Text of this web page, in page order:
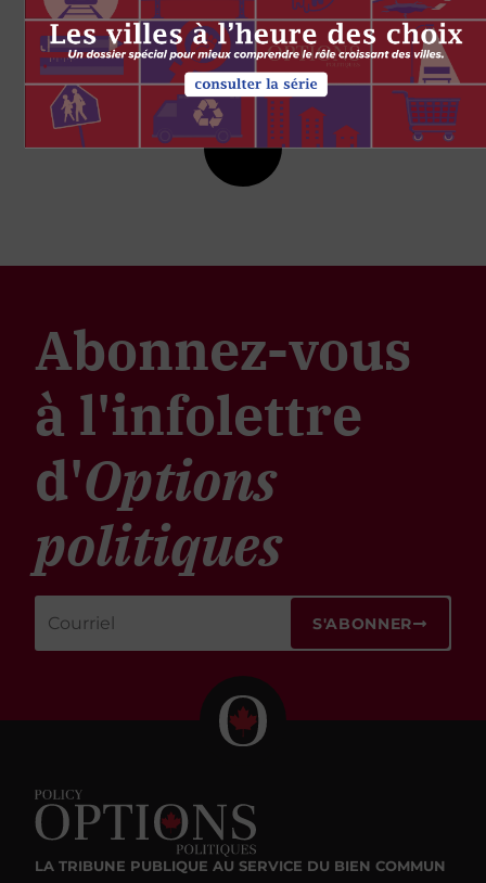
Abonnez-vous
à l'infolettre
d'Options
politiques
S'ABONNER
LA TRIBUNE PUBLIQUE AU SERVICE DU BIEN COMMUN